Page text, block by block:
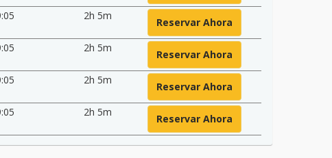
2h 5m
Reservar Ahora
2h 5m
Reservar Ahora
2h 5m
Reservar Ahora
2h 5m
Reservar Ahora